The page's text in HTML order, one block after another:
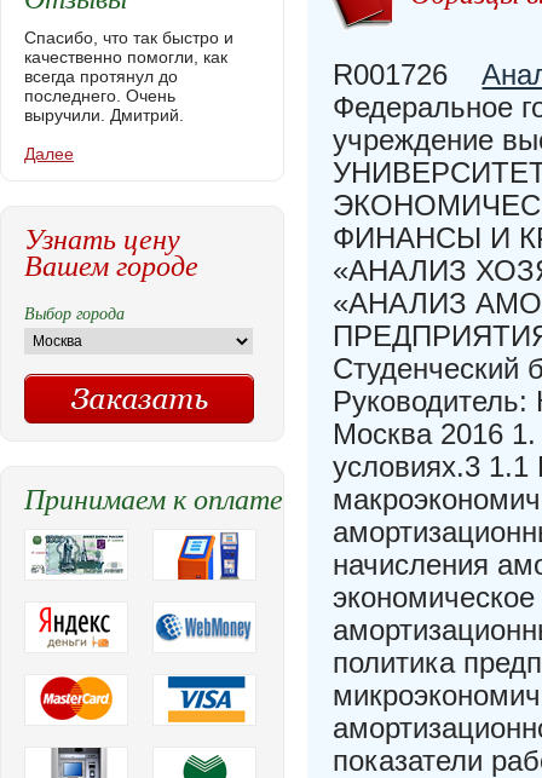
R001726
Федеральное
учреждение
ФИНАНСЫ И
«АНАЛИЗ
«АНАЛИЗ
Студенческий
Москва 2016
условиях.3 1.1
начисления
политика
показатели
Спасибо, что так быстро и
качественно помогли, как
всегда протянул до
последнего. Очень
выручили. Дмитрий.
Далее
Узнать цену
Вашем городе
Выбор города
Принимаем к оплате